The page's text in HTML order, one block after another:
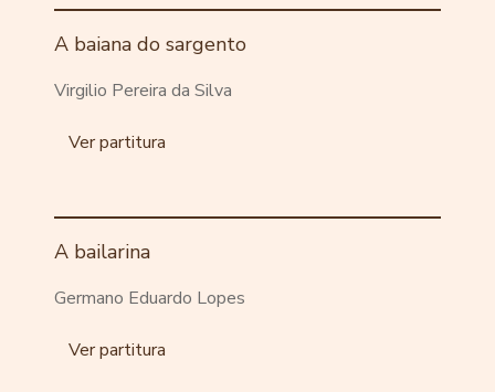
A baiana do sargento
Virgilio Pereira da Silva
Ver partitura
A bailarina
Germano Eduardo Lopes
Ver partitura